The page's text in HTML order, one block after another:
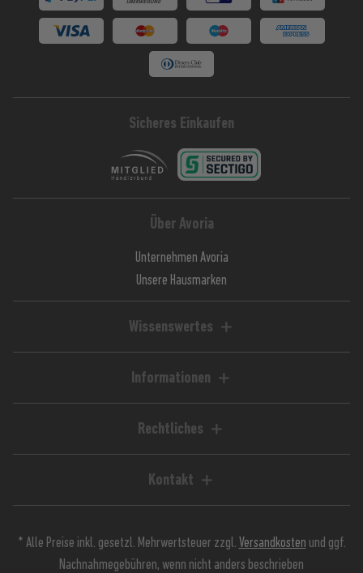
Sicheres Einkaufen
Über Avoria
Unternehmen Avoria
Unsere Hausmarken
Wissenswertes
Magazin / Blog
Informationen
Kundenkonto
Lieferzeiten
Jugendschutz
Rechtliches
AGB
Datenschutz
Kundeninfos
Kontakt
Avoria GmbH
90574 Roßtal
* Alle Preise inkl. gesetzl. Mehrwertsteuer zzgl. Versandkosten und ggf.
Nachnahmegebühren, wenn nicht anders beschrieben